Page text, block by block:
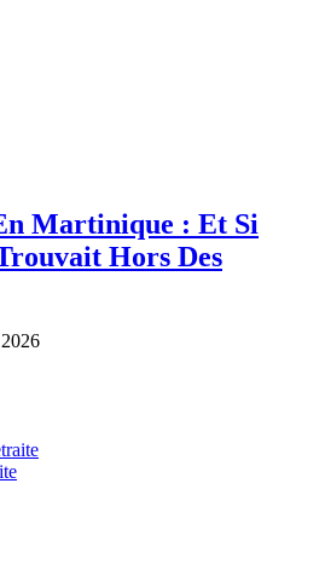
Martinique : Et Si
Hors Des